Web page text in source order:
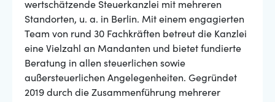
wertschätzende Steuerkanzlei mit mehreren
Standorten, u. a. in Berlin. Mit einem engagierten
Team von rund 30 Fachkräften betreut die Kanzlei
eine Vielzahl an Mandanten und bietet fundierte
Beratung in allen steuerlichen sowie
außersteuerlichen Angelegenheiten. Gegründet
2019 durch die Zusammenführung mehrerer